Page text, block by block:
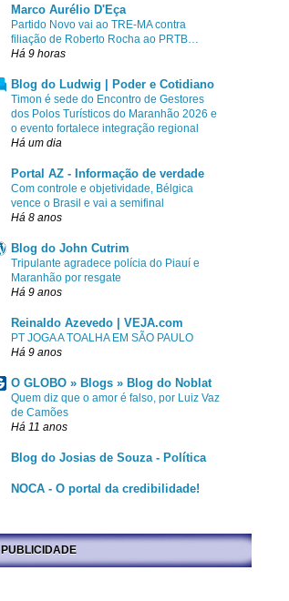
Marco Aurélio D'Eça
Partido Novo vai ao TRE-MA contra
filiação de Roberto Rocha ao PRTB…
Há 9 horas
Blog do Ludwig | Poder e Cotidiano
Timon é sede do Encontro de Gestores
dos Polos Turísticos do Maranhão 2026 e
o evento fortalece integração regional
Há um dia
Portal AZ - Informação de verdade
Com controle e objetividade, Bélgica
vence o Brasil e vai a semifinal
Há 8 anos
Blog do John Cutrim
Tripulante agradece polícia do Piauí e
Maranhão por resgate
Há 9 anos
Reinaldo Azevedo | VEJA.com
PT JOGA A TOALHA EM SÃO PAULO
Há 9 anos
O GLOBO » Blogs » Blog do Noblat
Quem diz que o amor é falso, por Luiz Vaz
de Camões
Há 11 anos
Blog do Josias de Souza - Política
NOCA - O portal da credibilidade!
PUBLICIDADE